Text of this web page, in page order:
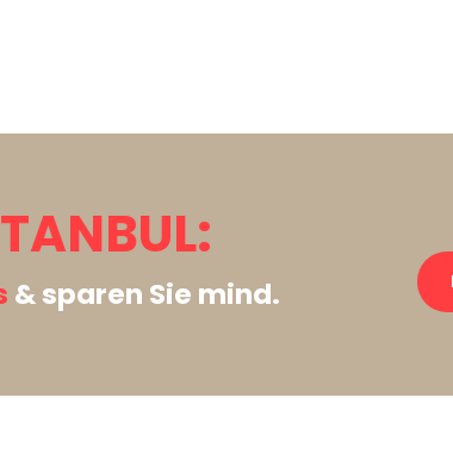
& sparen Sie mind.